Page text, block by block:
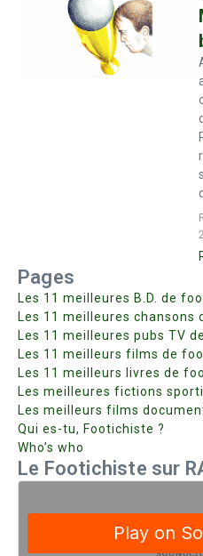
Pages
Les 11 meilleures B.D. de
Les 11 meilleures chansons
Les 11 meilleures pubs TV
Les 11 meilleurs films de
Les 11 meilleurs livres de
Les meilleures fictions
Les meilleurs films
Qui es-tu, Footichiste ?
Who’s who
Le Footichiste sur